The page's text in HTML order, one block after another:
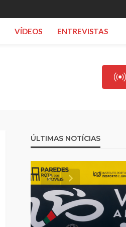
VÍDEOS ENTREVISTAS
ÚLTIMAS NOTÍCIAS